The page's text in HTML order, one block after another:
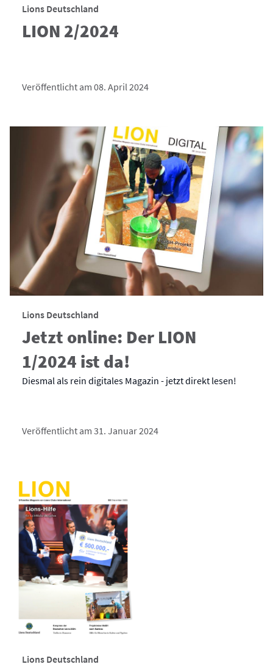
Lions Deutschland
LION 2/2024
Veröffentlicht am 08. April 2024
Lions Deutschland
Jetzt online: Der LION
1/2024 ist da!
Diesmal als rein digitales Magazin - jetzt direkt lesen!
Veröffentlicht am 31. Januar 2024
Lions Deutschland